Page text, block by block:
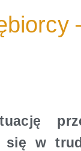
się w